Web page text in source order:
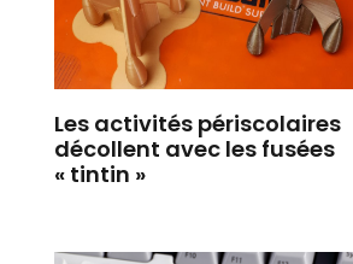
Les activités périscolaires
décollent avec les fusées
« tintin »